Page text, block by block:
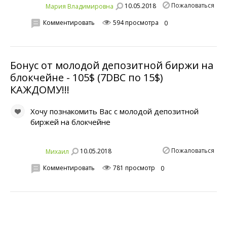
Мария Владимировна 10.05.2018 Пожаловаться
Комментировать 594 просмотра 0
Бонус от молодой депозитной биржи на
блокчейне - 105$ (7DBC по 15$)
КАЖДОМУ!!!
Хочу познакомить Вас с молодой депозитной
биржей на блокчейне
Михаил 10.05.2018 Пожаловаться
Комментировать 781 просмотр 0